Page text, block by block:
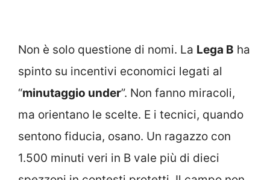
Non è solo questione di nomi. La Lega B ha
spinto su incentivi economici legati al
“minutaggio under”. Non fanno miracoli,
ma orientano le scelte. E i tecnici, quando
sentono fiducia, osano. Un ragazzo con
1.500 minuti veri in B vale più di dieci